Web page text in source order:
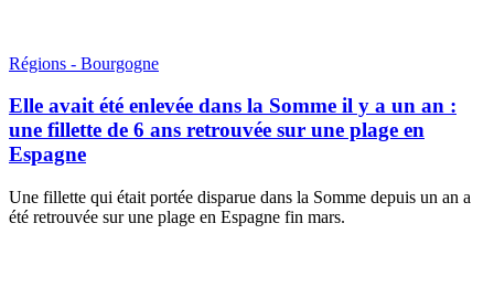
Régions - Bourgogne
Elle avait été enlevée dans la Somme il y a un an :
une fillette de 6 ans retrouvée sur une plage en
Espagne
Une fillette qui était portée disparue dans la Somme depuis un an a
été retrouvée sur une plage en Espagne fin mars.